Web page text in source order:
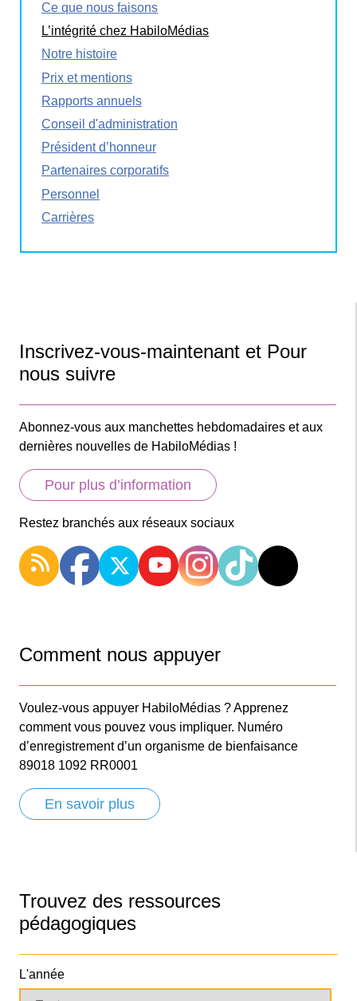
Ce que nous faisons
L’intégrité chez HabiloMédias
Notre histoire
Prix et mentions
Rapports annuels
Conseil d'administration
Président d’honneur
Partenaires corporatifs
Personnel
Carrières
Inscrivez-vous-maintenant et Pour
nous suivre
Abonnez-vous aux manchettes hebdomadaires et aux
dernières nouvelles de HabiloMédias !
Pour plus d’information
Restez branchés aux réseaux sociaux
Comment nous appuyer
Voulez-vous appuyer HabiloMédias ? Apprenez
comment vous pouvez vous impliquer. Numéro
d’enregistrement d’un organisme de bienfaisance
89018 1092 RR0001
En savoir plus
Trouvez des ressources
pédagogiques
L'année